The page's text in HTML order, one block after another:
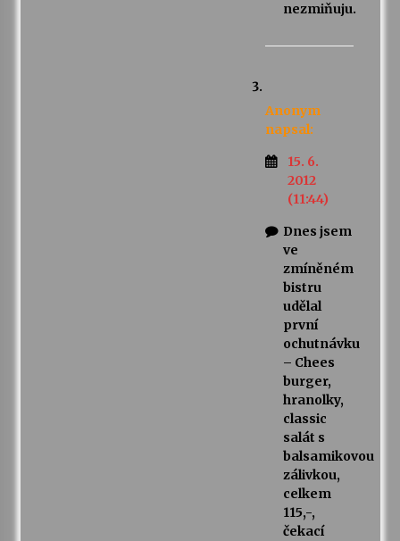
nezmiňuju.
Anonym
napsal:
15. 6.
2012
(11:44)
Dnes jsem
ve
zmíněném
bistru
udělal
první
ochutnávku
– Chees
burger,
hranolky,
classic
salát s
balsamikovou
zálivkou,
celkem
115,-,
čekací